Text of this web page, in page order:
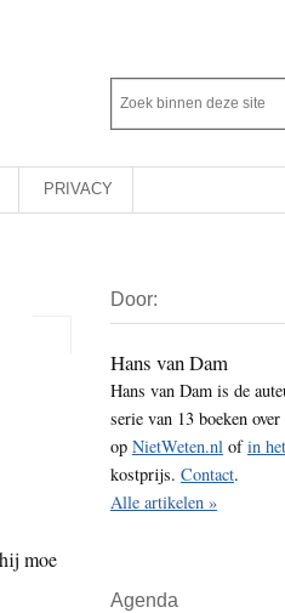
Rechts
Z
o
e
k
d
e
z
e
s
i
t
Z
o
k
b
n
n
e
z
e
t
PRIVACY
moe
Sidebar
Door:
Hans van Dam
Hans van Dam is de
serie van 13 boeken
op NietWeten.nl ofin
kostprijs. Contact.
Alle artikelen »
Agenda